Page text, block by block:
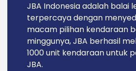
JBA Indonesia adalah balai
terpercaya dengan
macam pilihan kendaraan
minggunya, JBA berhasil
1000 unit kendaraan untuk
JBA.